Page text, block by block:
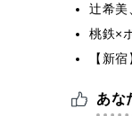
辻希美
桃鉄×
【新
あな